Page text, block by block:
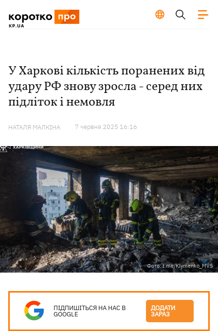
У Харкові кількість поранених від
удару РФ знову зросла - серед них
підліток і немовля
НАТАЛЯ МАЛКІНА 7 червня 2025 16:16
Фото: t.me/Klymenko_MVS
ПІДПИШІТЬСЯ НА НАС В
GOOGLE
ДОДАТИ
ЗАРАЗ